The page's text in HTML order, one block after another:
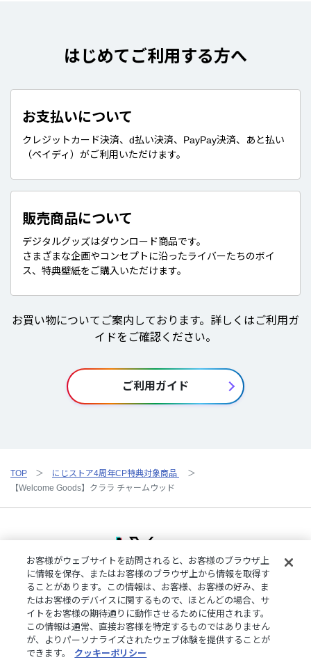
はじめてご利用する方へ
お支払いについて
クレジットカード決済、d払い決済、PayPay決済、あと払い
（ペイディ）がご利用いただけます。
販売商品について
デジタルグッズはダウンロード商品です。
さまざまな企画やコンセプトに沿ったライバーたちのボイ
ス、特典壁紙をご購入いただけます。
お買い物についてご案内しております。詳しくはご利用ガ
イドをご確認ください。
ご利用ガイド
TOP
にじストア4周年CP特典対象商品
【Welcome Goods】クララ チャームウッド
ご利用規約プライバシーポリシー
特定商取引法に基づく表記
ご利用ガイドよくある質問お問い合わせにじさんじ公式サイト
クッキーの詳細
お客様がウェブサイトを訪問されると、お客様のブラウザ上
に情報を保存、またはお客様のブラウザ上から情報を取得す
ることがあります。この情報は、お客様、お客様の好み、ま
たはお客様のデバイスに関するもので、ほとんどの場合、サ
イトをお客様の期待通りに動作させるために使用されます。
この情報は通常、直接お客様を特定するものではありません
が、よりパーソナライズされたウェブ体験を提供することが
できます。
クッキーポリシー